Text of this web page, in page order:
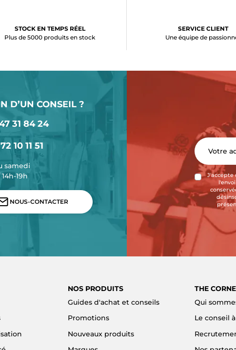
STOCK EN TEMPS RÉEL
Plus de 5000 produits en stock
SERVICE CLIENT
Une équipe de
D’UN CONSEIL ?
31 84 24
10 11 51
samedi
14h-19h
NOUS-CONTACTER
J'accepte
NOS PRODUITS
Guides d'achat et conseils
Promotions
Nouveaux produits
THE
Qui
Le conseil